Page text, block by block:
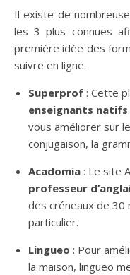
Il existe de
les 3 plus connues
première idée des
suivre en ligne.
Superprof : Cette
enseignants natifs
vous améliorer sur
conjugaison, la
Acadomia : Le site
professeur
des créneaux de 30
particulier.
Lingueo : Pour
la maison, lingueo